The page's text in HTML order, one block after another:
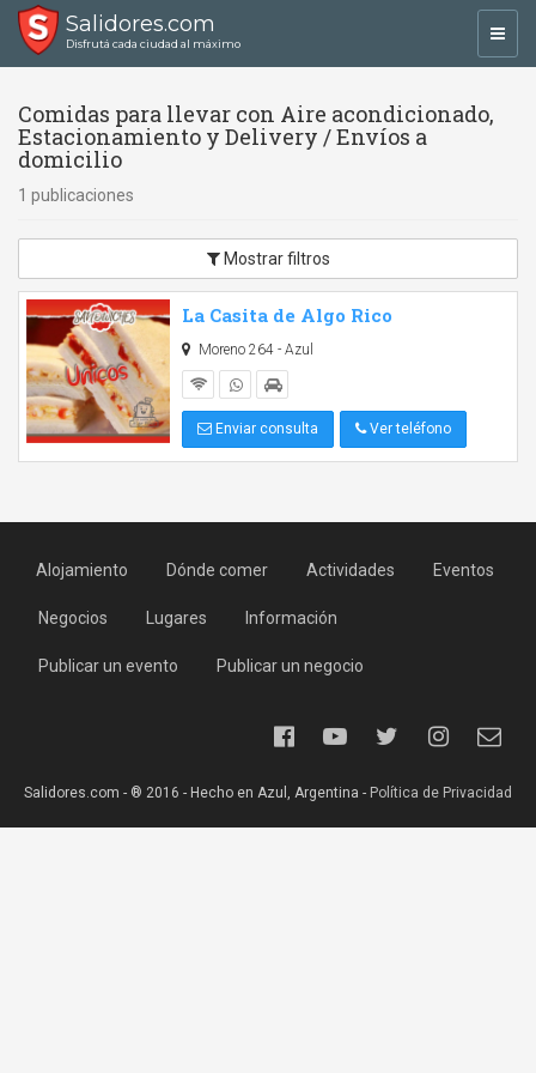
Salidores.com
Disfrutá cada ciudad al máximo
Comidas para llevar con Aire acondicionado,
Estacionamiento y Delivery / Envíos a
domicilio
1 publicaciones
Mostrar filtros
La Casita de Algo Rico
Moreno 264 - Azul
Enviar consulta Ver teléfono
Alojamiento Dónde comer Actividades Eventos
Negocios Lugares Información
Publicar un evento Publicar un negocio
Salidores.com - ® 2016 - Hecho en Azul, Argentina - Política de Privacidad